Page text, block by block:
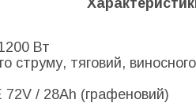
Вт
струму, тяговий,
72V / 28Ah (графеновий)